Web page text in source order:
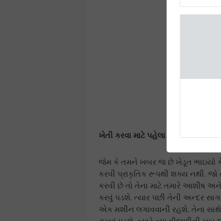
ખેતી કરવા માટે પહેલા કાઢી નાખી
જેમ કે તમને ખબર જ છે ખેડૂત ભાઇયો કે
કરવી પ્રાકૃતિક રૂપથી શક્ય નથી. જો
કરવી છે તો તેના માટે તમારે આશીષ
કરવું પડશે. ત્યાર પછી તેની અન્દર
એક મશીન લગાવવાની રહશે. તેના